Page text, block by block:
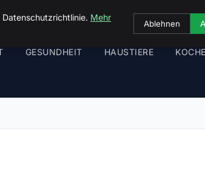
GESUNDHEIT HAUSTIERE
Mehr
Ablehnen